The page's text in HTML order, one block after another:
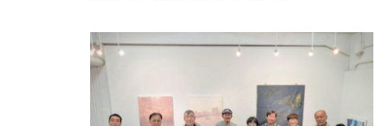
【現場直擊】日本NAU21世紀美術連立協會會員展